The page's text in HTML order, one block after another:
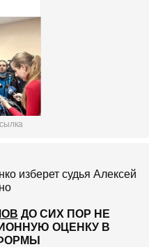
изберет судья Алексей
ДО СИХ ПОР НЕ
ОЦЕНКУ В